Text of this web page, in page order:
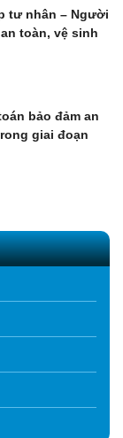
tư nhân – Người
toàn, vệ sinh
bảo đảm an
giai đoạn